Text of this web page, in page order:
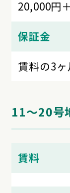
20,000円
保証金
賃料の3ヶ
11～20号
賃料